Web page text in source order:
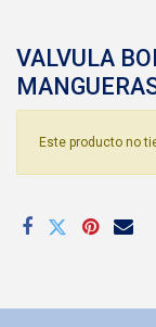
VALVULA
Este producto no